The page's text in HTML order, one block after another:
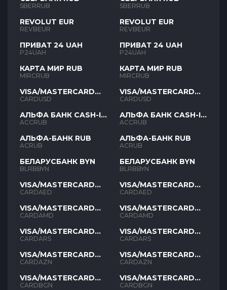
SBERRUB
REVOLUT EUR
REVBEUR
ПРИВАТ 24 UAH
P24UAH
КАРТА МИР RUB
MIRCRUB
VISA/MASTERCARD
USD
CARDUSD
АЛЬФА БАНК CASH-IN
RUB
ACCRUB
АЛЬФА-БАНК RUB
ACRUB
БЕЛАРУСБАНК BYN
BLRBBYN
VISA/MASTERCARD
AED
CARDAED
VISA/MASTERCARD
AMD
CARDAMD
VISA/MASTERCARD
ARS
CARDARS
VISA/MASTERCARD
AZN
CARDAZN
VISA/MASTERCARD
BGN
CARDBGN
SBERRUB
REVOLUT EUR
REVBEUR
ПРИВАТ 24 UAH
P24UAH
КАРТА МИР RUB
MIRCRUB
VISA/MASTERCARD
USD
CARDUSD
АЛЬФА БАНК CASH-IN
RUB
ACCRUB
АЛЬФА-БАНК RUB
ACRUB
БЕЛАРУСБАНК BYN
BLRBBYN
VISA/MASTERCARD
AED
CARDAED
VISA/MASTERCARD
AMD
CARDAMD
VISA/MASTERCARD
ARS
CARDARS
VISA/MASTERCARD
AZN
CARDAZN
VISA/MASTERCARD
BGN
CARDBGN